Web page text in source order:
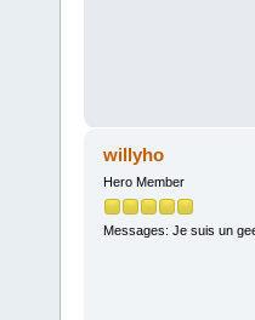
willyho
Hero Member
Messages: Je suis un